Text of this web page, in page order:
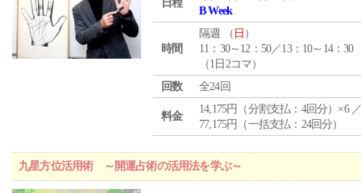
日程
B Week
時間
隔週 （ 日 ）
11：30～12：50／13：10～14：30
（1日2コマ）
回数
全24回
料金
14,175円（分割支払：4回分）×6
77,175円（一括支払：24回分）
九星方位活用術 ～開運占術の活用法を学ぶ～